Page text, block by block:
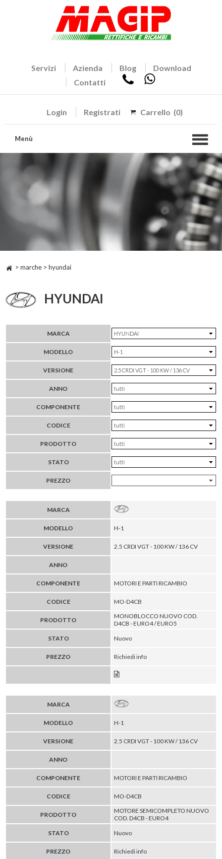
Servizi Azienda Blog
Download
Contatti
Login Registrati Carrello (0)
Menù
> marche > hyundai
HYUNDAI
MARCA
MODELLO
VERSIONE
ANNO
COMPONENTE
CODICE
PRODOTTO
STATO
PREZZO
MARCA
MODELLO H-1
VERSIONE 2.5 CRDI VGT - 100 KW / 136 CV
ANNO
COMPONENTE MOTORI E PARTI RICAMBIO
CODICE MO-D4CB
PRODOTTO
MONOBLOCCO NUOVO COD.
D4CB - EURO4 / EURO5
STATO
Nuovo
PREZZO Richiedi info
MARCA
MODELLO H-1
VERSIONE 2.5 CRDI VGT - 100 KW / 136 CV
ANNO
COMPONENTE MOTORI E PARTI RICAMBIO
CODICE MO-D4CB
PRODOTTO
MOTORE SEMICOMPLETO NUOVO
COD. D4CB - EURO4
STATO
Nuovo
PREZZO Richiedi info